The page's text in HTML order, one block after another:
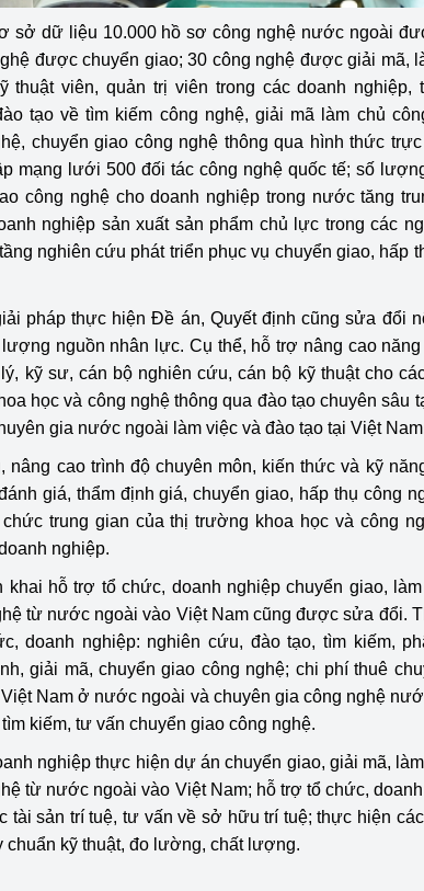
Khu vực miền Nam
Thị trường châu Á –
Thị trường châu Âu –
Thị trường trong nước
Ngành Công Thương đưa nghị quyết
Đại hội XIV của Đảng vào cuộc sống
Phát triển công nghiệp Công nghiệp nền tảng
Chính sách
Sản xuất công nghiệp
Phát triển năng lượng
sở dữ liệu 10.000 hồ sơ công nghệ nước ngoài
được chuyển giao; 30 công nghệ được giải mã,
thuật viên, quản trị viên trong các doanh nghiệp,
tạo về tìm kiếm công nghệ, giải mã làm chủ
chuyển giao công nghệ thông qua hình thức
mạng lưới 500 đối tác công nghệ quốc tế; số
công nghệ cho doanh nghiệp trong nước tăng
nghiệp sản xuất sản phẩm chủ lực trong các
nghiên cứu phát triển phục vụ chuyển giao, hấp
pháp thực hiện Đề án, Quyết định cũng sửa đổi
nguồn nhân lực. Cụ thể, hỗ trợ nâng cao
kỹ sư, cán bộ nghiên cứu, cán bộ kỹ thuật cho
học và công nghệ thông qua đào tạo chuyên sâu
gia nước ngoài làm việc và đào tạo tại Việt
nâng cao trình độ chuyên môn, kiến thức và kỹ
giá, thẩm định giá, chuyển giao, hấp thụ công
trung gian của thị trường khoa học và công
nghiệp.
khai hỗ trợ tổ chức, doanh nghiệp chuyển giao,
từ nước ngoài vào Việt Nam cũng được sửa đổi.
doanh nghiệp: nghiên cứu, đào tạo, tìm kiếm,
giải mã, chuyển giao công nghệ; chi phí thuê
Nam ở nước ngoài và chuyên gia công nghệ
kiếm, tư vấn chuyển giao công nghệ.
nghiệp thực hiện dự án chuyển giao, giải mã,
từ nước ngoài vào Việt Nam; hỗ trợ tổ chức,
tài sản trí tuệ, tư vấn về sở hữu trí tuệ; thực hiện
chuẩn kỹ thuật, đo lường, chất lượng.